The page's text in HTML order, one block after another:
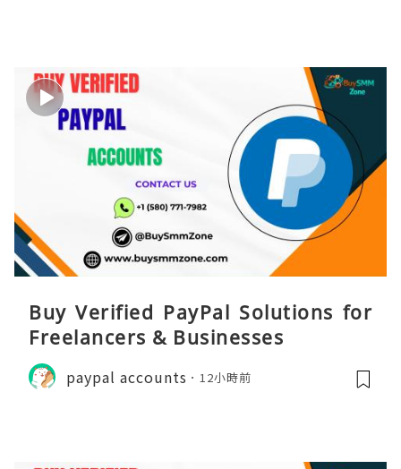
Buy Verified PayPal Solutions for
Freelancers & Businesses
paypal accounts 12小時前